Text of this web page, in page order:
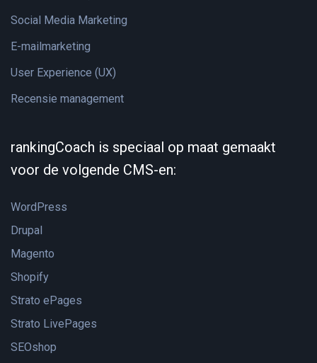
Social Media Marketing
E-mailmarketing
User Experience (UX)
Recensie management
rankingCoach is speciaal op maat gemaakt
voor de volgende CMS-en:
WordPress
Drupal
Magento
Shopify
Strato ePages
Strato LivePages
SEOshop